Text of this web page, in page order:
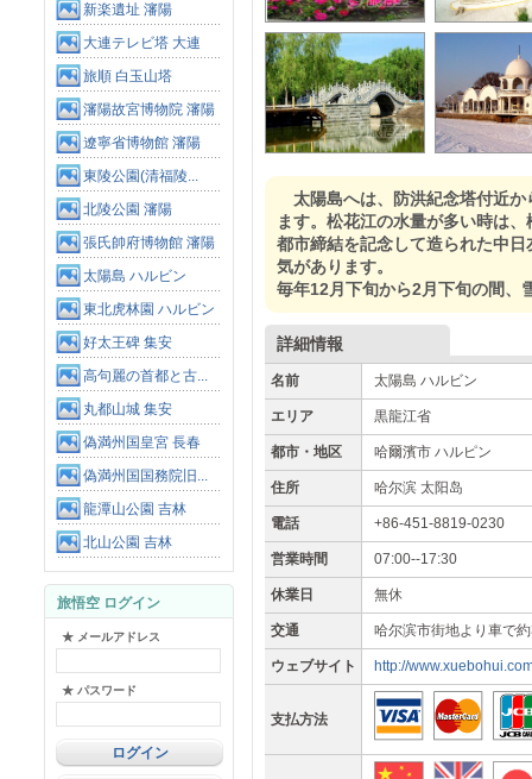
新楽遺址 瀋陽
大連テレビ塔 大連
旅順 白玉山塔
瀋陽故宮博物院 瀋陽
遼寧省博物館 瀋陽
東陵公園(清福陵...
北陵公園 瀋陽
張氏帥府博物館 瀋陽
太陽島 ハルビン
東北虎林園 ハルビン
好太王碑 集安
高句麗の首都と古...
丸都山城 集安
偽満州国皇宮 長春
偽満州国国務院旧...
龍潭山公園 吉林
北山公園 吉林
旅悟空 ログイン
★ メールアドレス
★ パスワード
太陽島へは、防洪紀念塔付近
ます。松花江の水量が多い時は
都市締結を記念して造られた中
気があります。
毎年12月下旬から2月下旬の間、
詳細情報
名前 太陽島 ハルビン
エリア 黒龍江省
都市・地区 哈爾濱市 ハルピン
住所 哈尔滨 太阳岛
電話 +86-451-8819-0230
営業時間 07:00--17:30
休業日 無休
交通 哈尔滨市街地より車で
ウェブサイト http://
支払方法